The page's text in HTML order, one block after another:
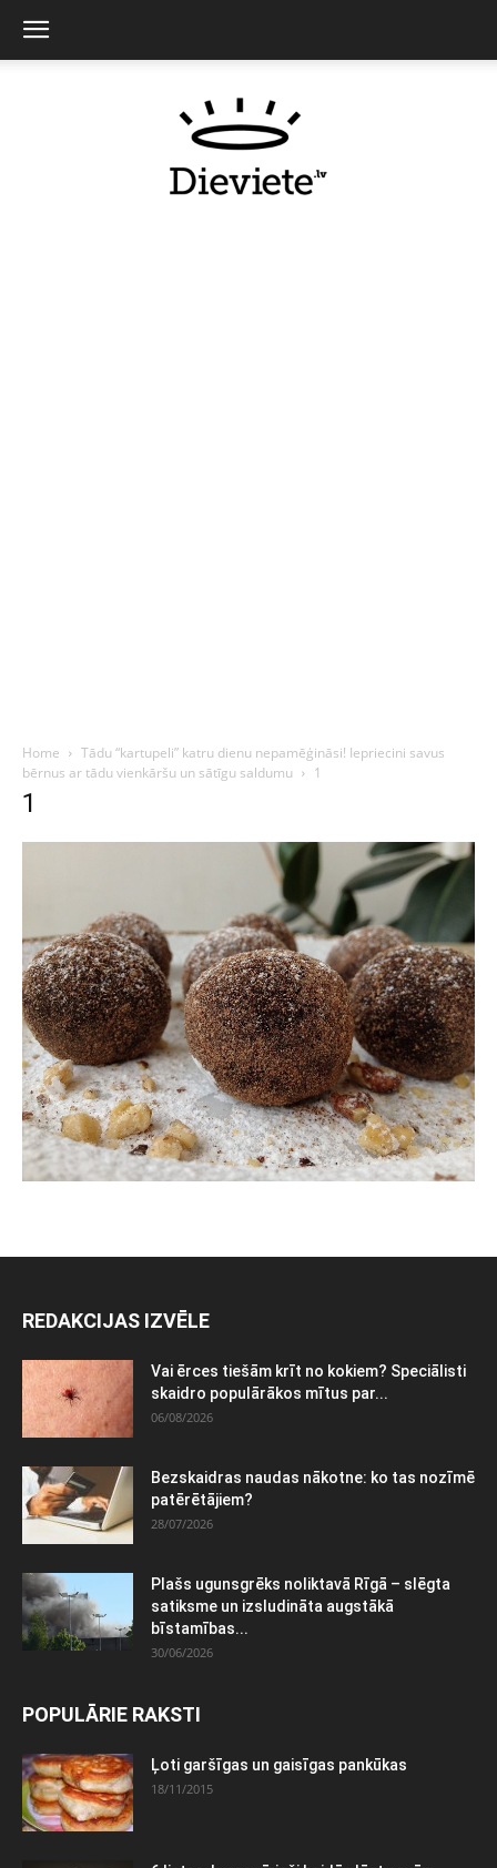
Home
Tādu “kartupeli” katru dienu nepamēģināsi! Iepriecini savus
bērnus ar tādu vienkāršu un sātīgu saldumu
1
1
REDAKCIJAS IZVĒLE
Vai ērces tiešām krīt no kokiem? Speciālisti
skaidro populārākos mītus par...
06/08/2026
Bezskaidras naudas nākotne: ko tas nozīmē
patērētājiem?
28/07/2026
Plašs ugunsgrēks noliktavā Rīgā – slēgta
satiksme un izsludināta augstākā
bīstamības...
30/06/2026
POPULĀRIE RAKSTI
Ļoti garšīgas un gaisīgas pankūkas
18/11/2015